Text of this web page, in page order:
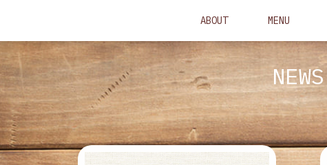
ABOUT MENU
NEWS